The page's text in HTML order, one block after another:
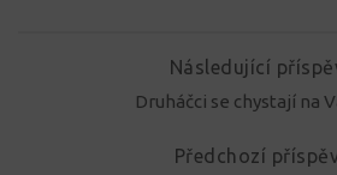
Následující
Druháčci se chystají na
Předchozí